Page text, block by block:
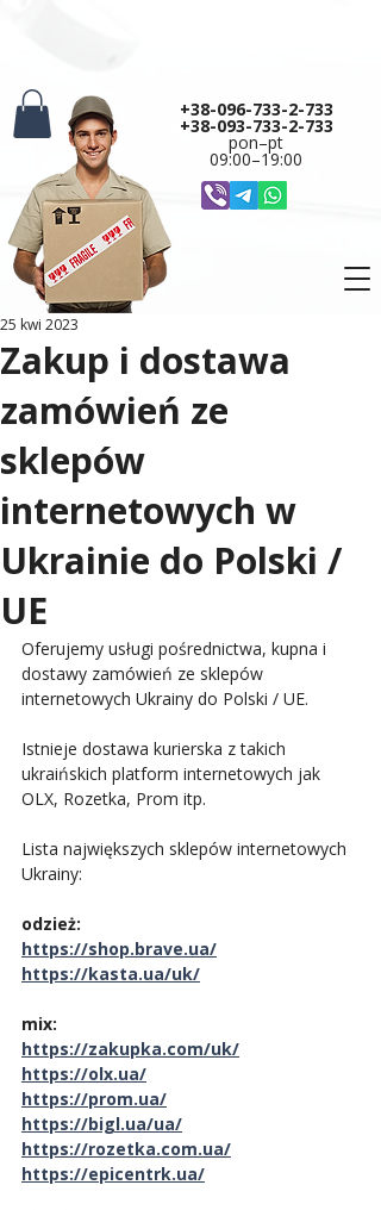
+38-096-733-2-733
+38-093-733-2-733
pon–pt
09:00–19:00
Zakup i dostawa
zamówień ze
sklepów
internetowych w
Ukrainie do Polski /
UE
25 kwi 2023
Oferujemy usługi pośrednictwa, kupna i
dostawy zamówień ze sklepów
internetowych Ukrainy do Polski / UE.
Istnieje dostawa kurierska z takich
ukraińskich platform internetowych jak
OLX, Rozetka, Prom itp.
Lista największych sklepów internetowych
Ukrainy:
odzież:
https://shop.brave.ua/
https://kasta.ua/uk/
mix:
https://zakupka.com/uk/
https://olx.ua/
https://prom.ua/
https://bigl.ua/ua/
https://rozetka.com.ua/
https://epicentrk.ua/